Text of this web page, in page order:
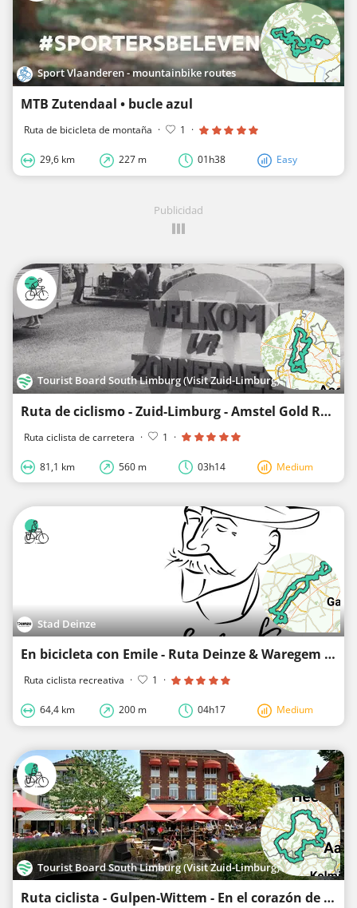
Sport Vlaanderen - mountainbike routes
MTB Zutendaal • bucle azul
Ruta de bicicleta de montaña · 1 ·
29,6 km 227 m 01h38 Easy
Publicidad
Tourist Board South Limburg (Visit Zuid-Limburg)
Ruta de ciclismo - Zuid-Limburg - Amstel Gold Race 365 - Bucle 1
Ruta ciclista de carretera · 1 ·
81,1 km 560 m 03h14 Medium
Stad Deinze
En bicicleta con Emile - Ruta Deinze & Waregem 64 km
Ruta ciclista recreativa · 1 ·
64,4 km 200 m 04h17 Medium
Tourist Board South Limburg (Visit Zuid-Limburg)
Ruta ciclista - Gulpen-Wittem - En el corazón de Heuvelland